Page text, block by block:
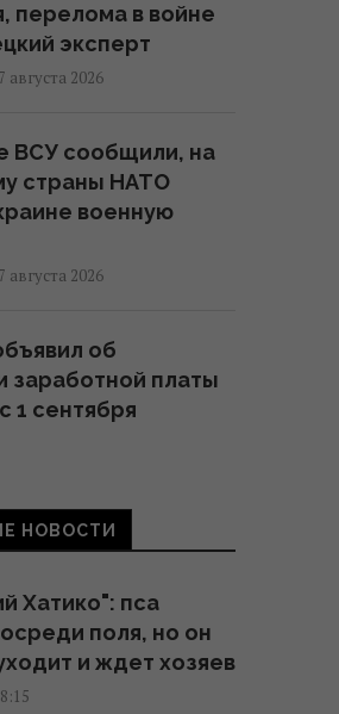
перелома в войне
эксперт
августа 2026
ВСУ сообщили, на
страны НАТО
военную
августа 2026
об
заработной платы
1 сентября
есть только у
стран: Зеленский о
августа 2026
НОВОСТИ
Хатико": пса
поля, но он
и ждет хозяев